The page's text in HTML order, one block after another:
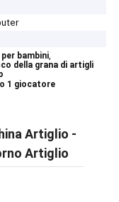
bambini,
della grana di artigli
1 giocatore
Artiglio -
Artiglio